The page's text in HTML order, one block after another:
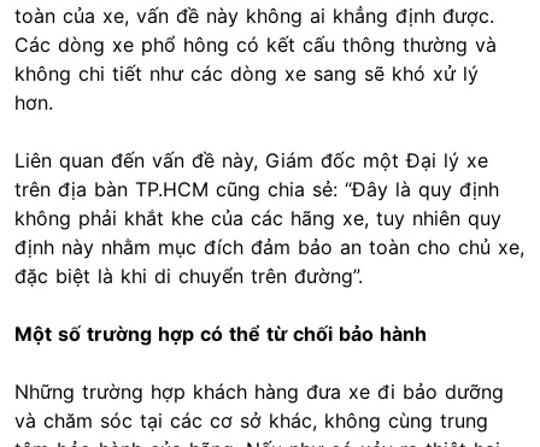
toàn của xe, vấn đề này không ai khẳng định được.
Các dòng xe phổ hông có kết cấu thông thường và
không chi tiết như các dòng xe sang sẽ khó xử lý
hơn.
Liên quan đến vấn đề này, Giám đốc một Đại lý xe
trên địa bàn TP.HCM cũng chia sẻ: “Đây là quy định
không phải khắt khe của các hãng xe, tuy nhiên quy
định này nhằm mục đích đảm bảo an toàn cho chủ xe,
đặc biệt là khi di chuyển trên đường”.
Một số trường hợp có thể từ chối bảo hành
Những trường hợp khách hàng đưa xe đi bảo dưỡng
và chăm sóc tại các cơ sở khác, không cùng trung